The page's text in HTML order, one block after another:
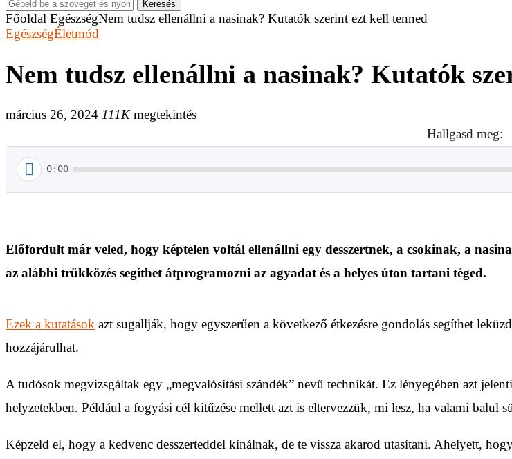
Keresés
Főoldal EgészségNem tudsz ellenállni a nasinak? Kutatók szerint ezt kell tenned
EgészségÉletmód
Nem tudsz ellenállni a nasinak? Kutatók
március 26, 2024 111Kmegtekintés
Hallgasd meg:
0:00
Előfordult már veled, hogy képtelen voltál ellenállni egy desszertnek, a csokinak, a
az alábbi trükközés segíthet átprogramozni az agyadat és a helyes úton tartani téged.
Ezek a kutatások azt sugallják, hogy egyszerűen a következő étkezésre gondolás segíthet
hozzájárulhat.
A tudósok megvizsgáltak egy „megvalósítási szándék” nevű technikát. Ez lényegében azt
helyzetekben. Például a fogyási cél kitűzése mellett azt is eltervezzük, mi lesz, ha valami balul
Képzeld el, hogy a kedvenc desszerteddel kínálnak, de te vissza akarod utasítani. Ahelyett,